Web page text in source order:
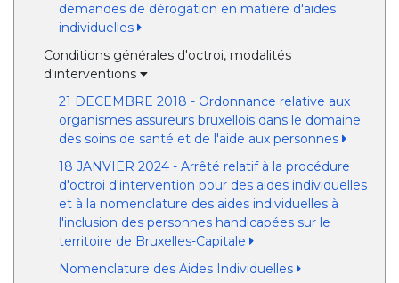
demandes de dérogation en matière d'aides
individuelles
Conditions générales d'octroi, modalités
d'interventions
21 DECEMBRE 2018 - Ordonnance relative aux
organismes assureurs bruxellois dans le domaine
des soins de santé et de l'aide aux personnes
18 JANVIER 2024 - Arrêté relatif à la procédure
d'octroi d'intervention pour des aides individuelles
et à la nomenclature des aides individuelles à
l'inclusion des personnes handicapées sur le
territoire de Bruxelles-Capitale
Nomenclature des Aides Individuelles